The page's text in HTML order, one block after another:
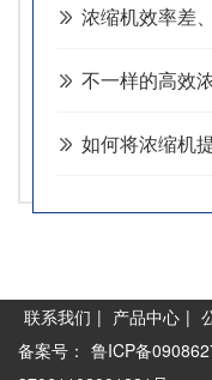
浓缩机效率差
如何将浓缩机
联系我们 | 产品中心 |
备案号： 鲁ICP备